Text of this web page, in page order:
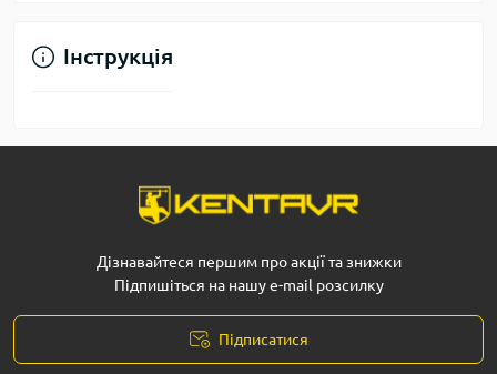
Інструкція
Дізнавайтеся першим про акції та знижки
Підпишіться на нашу e-mail розсилку
Підписатися